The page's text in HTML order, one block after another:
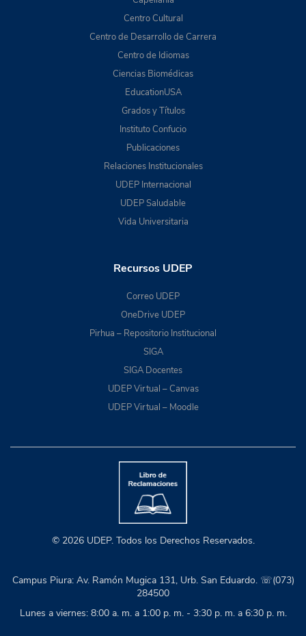
Centro Cultural
Centro de Desarrollo de Carrera
Centro de Idiomas
Ciencias Biomédicas
EducationUSA
Grados y Títulos
Instituto Confucio
Publicaciones
Relaciones Institucionales
UDEP Internacional
UDEP Saludable
Vida Universitaria
Recursos UDEP
Correo UDEP
OneDrive UDEP
Pirhua – Repositorio Institucional
SIGA
SIGA Docentes
UDEP Virtual – Canvas
UDEP Virtual – Moodle
© 2026 UDEP. Todos los Derechos Reservados.
Campus Piura: Av. Ramón Mugica 131, Urb. San Eduardo. ☏(073)
284500
Lunes a viernes: 8:00 a. m. a 1:00 p. m. - 3:30 p. m. a 6:30 p. m.